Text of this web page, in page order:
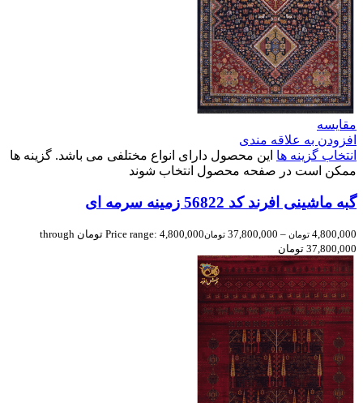
مقایسه
افزودن به علاقه مندی
انتخاب گزینه ها این محصول دارای انواع مختلفی می باشد. گزینه ها
ممکن است در صفحه محصول انتخاب شوند
گبه ماشینی افرند کد 56822 زمینه سرمه ای
4,800,000 تومان –
37,800,000 تومان
Price range: 4,800,000 تومان through
37,800,000 تومان